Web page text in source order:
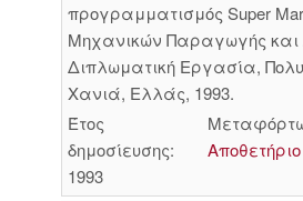
προγραμματισμός Super
Μηχανικών Παραγωγής και
Διπλωματική Εργασία,
Χανιά, Ελλάς, 1993.
Έτος
δημοσίευσης:
1993
Αποθετήριο